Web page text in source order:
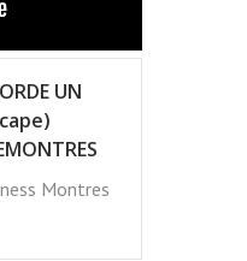
UN
Montres